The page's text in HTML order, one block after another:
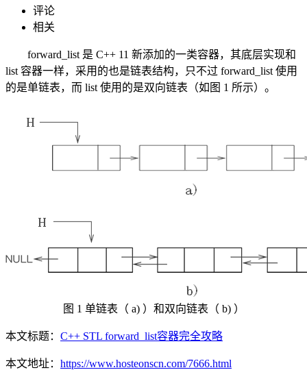
评论
相关
forward_list 是 C++ 11 新添加的一类容器，其底层实现和
list 容器一样，采用的也是链表结构，只不过 forward_list 使用
的是单链表，而 list 使用的是双向链表（如图 1 所示）。
图 1 单链表（ a) ）和双向链表（ b) ）
本文标题： C++ STL forward_list容器完全攻略
本文地址： https://www.hosteonscn.com/7666.html